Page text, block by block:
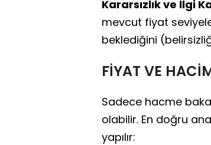
Kararsızlık ve İlgi
mevcut fiyat
beklediğini
FİYAT VE
Sadece hacme
olabilir. En doğru
yapılır: